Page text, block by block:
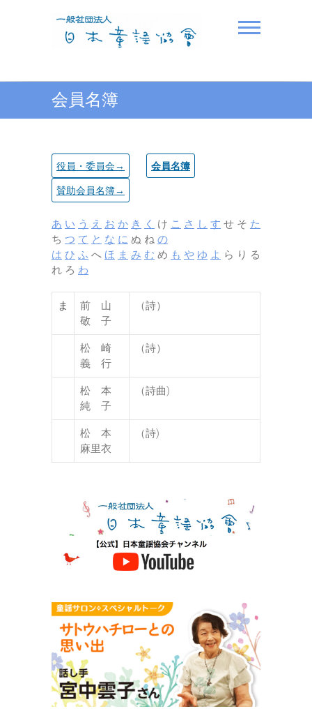
一般社団法人日本童謡協
会
会員名簿
役員・委員会→ 会員名簿
賛助会員名簿→
あ い う え お か き く け こ さ し す せ そ た
ち つ て と な に ぬ ね の
は ひ ふ へ ほ ま み む め も や ゆ よ ら り る
れ ろ わ
ま
前 山
敬 子
（詩）
松 崎
義 行
（詩）
松 本
純 子
（詩曲)
松 本
麻里衣
（詩)